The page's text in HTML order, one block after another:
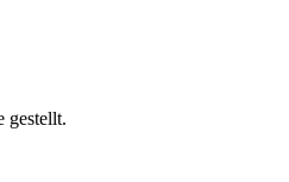
gestellt.